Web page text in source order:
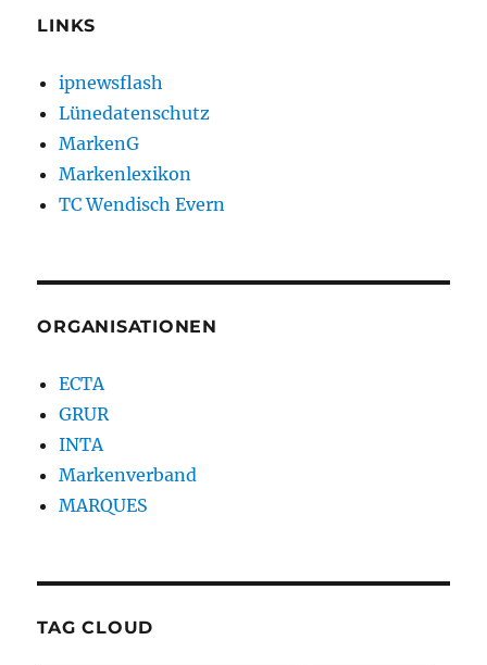
LINKS
ipnewsflash
Lünedatenschutz
MarkenG
Markenlexikon
TC Wendisch Evern
ORGANISATIONEN
ECTA
GRUR
INTA
Markenverband
MARQUES
TAG CLOUD